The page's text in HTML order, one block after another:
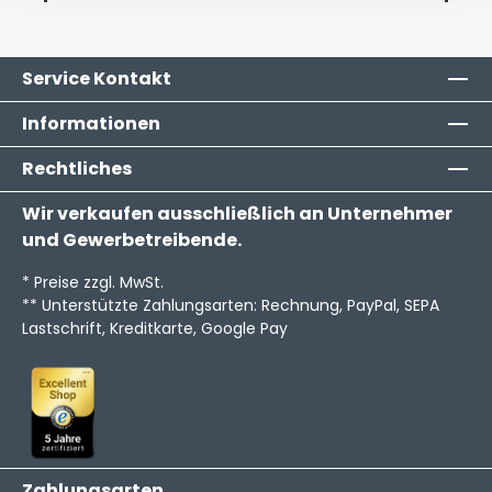
Service Kontakt
Informationen
Rechtliches
Wir verkaufen ausschließlich an Unternehmer
und Gewerbetreibende.
* Preise zzgl. MwSt.
** Unterstützte Zahlungsarten: Rechnung, PayPal, SEPA
Lastschrift, Kreditkarte, Google Pay